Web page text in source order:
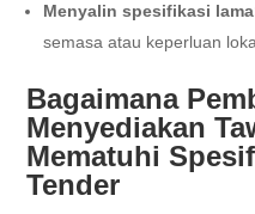
Menyalin spesifikasi
semasa atau keperluan
Bagaimana
Menyediakan
Mematuhi
Tender